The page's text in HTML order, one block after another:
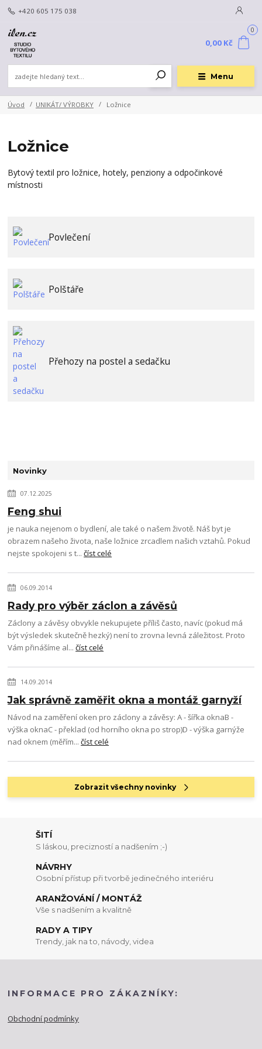
Menu
+420 605 175 038
0
0,00 Kč
Úvod UNIKÁT/ VÝROBKY Ložnice
Ložnice
Bytový textil pro ložnice, hotely, penziony a odpočinkové
místnosti
Povlečení
Polštáře
Přehozy na postel a sedačku
Novinky
07.12.2025
Feng shui
je nauka nejenom o bydlení, ale také o našem životě. Náš byt je
obrazem našeho života, naše ložnice zrcadlem našich vztahů. Pokud
nejste spokojeni s t...číst celé
06.09.2014
Rady pro výběr záclon a závěsů
Záclony a závěsy obvykle nekupujete příliš často, navíc (pokud má
být výsledek skutečně hezký) není to zrovna levná záležitost. Proto
Vám přinášíme al...číst celé
14.09.2014
Jak správně zaměřit okna a montáž garnyží
Návod na zaměření oken pro záclony a závěsy: A - šířka oknaB -
výška oknaC - překlad (od horního okna po strop)D - výška garnýže
nad oknem (měřím...číst celé
Zobrazit všechny novinky
ŠITÍ
S láskou, precizností a nadšením ;-)
NÁVRHY
Osobní přístup při tvorbě jedinečného interiéru
ARANŽOVÁNÍ / MONTÁŽ
Vše s nadšením a kvalitně
RADY A TIPY
Trendy, jak na to, návody, videa
INFORMACE PRO ZÁKAZNÍKY:
Obchodní podmínky